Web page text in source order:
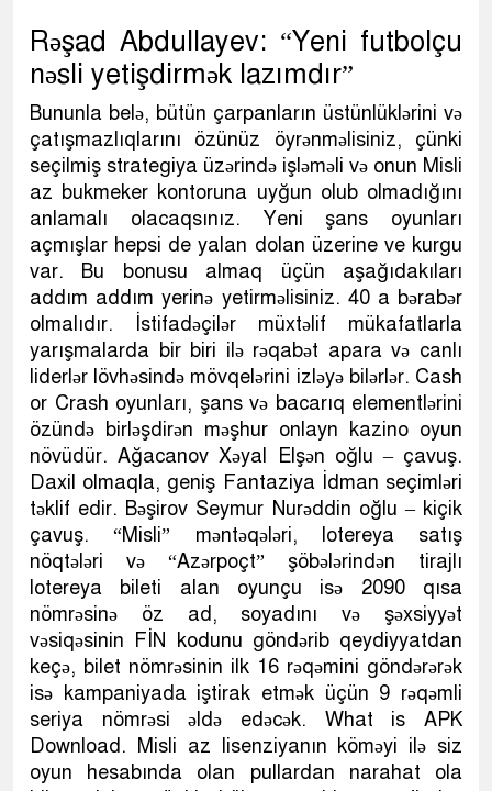
Rəşad Abdullayev: “Yeni futbolçu
nəsli yetişdirmək lazımdır”
Bununla belə, bütün çarpanların üstünlüklərini və
çatışmazlıqlarını özünüz öyrənməlisiniz, çünki
seçilmiş strategiya üzərində işləməli və onun Misli
az bukmeker kontoruna uyğun olub olmadığını
anlamalı olacaqsınız. Yeni şans oyunları
açmışlar hepsi de yalan dolan üzerine ve kurgu
var. Bu bonusu almaq üçün aşağıdakıları
addım addım yerinə yetirməlisiniz. 40 a bərabər
olmalıdır. İstifadəçilər müxtəlif mükafatlarla
yarışmalarda bir biri ilə rəqabət apara və canlı
liderlər lövhəsində mövqelərini izləyə bilərlər. Cash
or Crash oyunları, şans və bacarıq elementlərini
özündə birləşdirən məşhur onlayn kazino oyun
növüdür. Ağacanov Xəyal Elşən oğlu – çavuş.
Daxil olmaqla, geniş Fantaziya İdman seçimləri
təklif edir. Bəşirov Seymur Nurəddin oğlu – kiçik
çavuş. “Misli” məntəqələri, lotereya satış
nöqtələri və “Azərpoçt” şöbələrindən tirajlı
lotereya bileti alan oyunçu isə 2090 qısa
nömrəsinə öz ad, soyadını və şəxsiyyət
vəsiqəsinin FİN kodunu göndərib qeydiyyatdan
keçə, bilet nömrəsinin ilk 16 rəqəmini göndərərək
isə kampaniyada iştirak etmək üçün 9 rəqəmli
seriya nömrəsi əldə edəcək. What is APK
Download. Misli az lisenziyanın köməyi ilə siz
oyun hesabında olan pullardan narahat ola